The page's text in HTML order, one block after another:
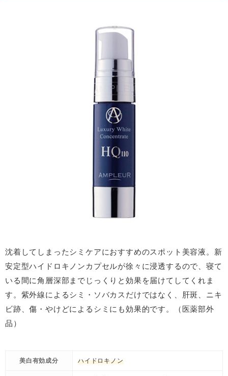
沈着してしまったシミケアにおすすめのスポット美容液。新
安定型ハイドロキノンカプセルが徐々に浸透するので、寝て
いる間に角層深部までじっくりと効果を届けてしてくれま
す。紫外線によるシミ・ソバカスだけではなく、肝斑、ニキ
ビ跡、傷・やけどによるシミにも効果的です。（医薬部外
品）
美白有効成分 ハイドロキノン